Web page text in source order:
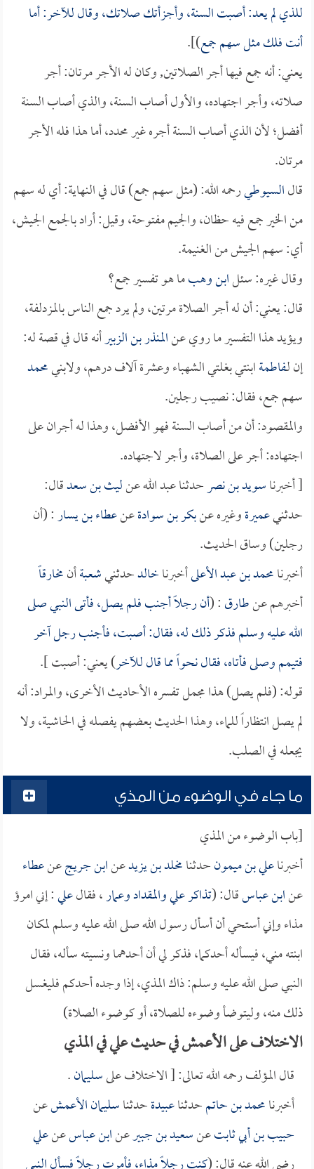
للذي لم يعد: أصبت السنة، وأجزأتك صلاتك، وقال للآخر: أما
أنت فلك مثل سهم جمع)].
يعني: أنه جمع فيها أجر الصلاتين, وكان له الأجر مرتان: أجر
صلاته، وأجر اجتهاده، والأول أصاب السنة، والذي أصاب السنة
أفضل؛ لأن الذي أصاب السنة أجره غير محدد، أما هذا فله الأجر
مرتان.
قالالسيوطيرحمه الله: (مثل سهم جمع) قال في النهاية: أي له سهم
من الخير جمع فيه حظان، والجيم مفتوحة، وقيل: أراد بالجمع الجيش،
أي: سهم الجيش من الغنيمة.
وقال غيره: سئلابن وهبما هو تفسير جمع؟
قال: يعني: أن له أجر الصلاة مرتين، ولم يرد جمع الناس بالمزدلفة،
ويؤيد هذا التفسير ما روي عنالمنذر بن الزبيرأنه قال في قصة له:
إن لـفاطمةابنتي بغلتي الشهباء وعشرة آلاف درهم، ولابنيمحمد
سهم جمع، فقال: نصيب رجلين.
والمقصود: أن من أصاب السنة فهو الأفضل، وهذا له أجران على
اجتهاده: أجر على الصلاة، وأجر لاجتهاده.
[ أخبرناسويد بن نصرحدثنا عبد الله عنليث بن سعدقال:
حدثنيعميرةوغيره عنبكر بن سوادةعنعطاء بن يسار: (أن
رجلين) وساق الحديث.
أخبرنامحمد بن عبد الأعلىأخبرناخالدحدثنيشعبةأنمخارقاً
أخبرهم عنطارق: (أن رجلاً أجنب فلم يصل، فأتى النبي صلى
الله عليه وسلم فذكر ذلك له، فقال: أصبت، فأجنب رجل آخر
فتيمم وصلى فأتاه، فقال نحواً مما قال للآخر) يعني: أصبت ].
قوله: (فلم يصل) هذا مجمل تفسره الأحاديث الأخرى، والمراد: أنه
لم يصل انتظاراً للماء، وهذا الحديث بعضهم يفصله في الحاشية، ولا
يجعله في الصلب.
ما جاء في الوضوء من المذي
[باب الوضوء من المذي
أخبرناعلي بن ميمونحدثنامخلد بن يزيدعنابن جريجعنعطاء
عنابن عباسقال: (تذاكرعليوالمقدادوعمار، فقالعلي: إني امرؤ
مذاء وإني أستحي أن أسأل رسول الله صلى الله عليه وسلم لمكان
ابنته مني، فيسأله أحدكما، فذكر لي أن أحدهما ونسيته سأله، فقال
النبي صلى الله عليه وسلم: ذاك المذي، إذا وجده أحدكم فليغسل
ذلك منه، وليتوضأ وضوءه للصلاة، أو كوضوء الصلاة)
الاختلاف على الأعمش في حديث علي في المذي
قال المؤلف رحمه الله تعالى: [ الاختلاف علىسليمان.
أخبرنامحمد بن حاتمحدثناعبيدةحدثناسليمان الأعمشعن
حبيب بن أبي ثابتعنسعيد بن جبيرعنابن عباسعنعلي